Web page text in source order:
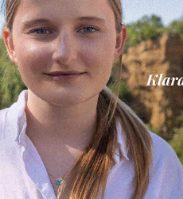
Ultime Calcio